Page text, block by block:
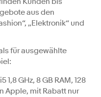
aus den
„Elektronik“ und
für ausgewählte
1,8 GHz, 8 GB RAM, 128
Apple, mit Rabatt nur